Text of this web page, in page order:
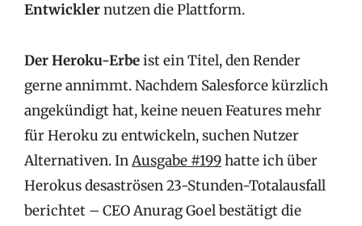
Entwicklernutzen die Plattform.
Der Heroku-Erbeist ein Titel, den Render
gerne annimmt. Nachdem Salesforce kürzlich
angekündigt hat, keine neuen Features mehr
für Heroku zu entwickeln, suchen Nutzer
Alternativen. InAusgabe #199hatte ich über
Herokus desaströsen 23-Stunden-Totalausfall
berichtet – CEO Anurag Goel bestätigt die